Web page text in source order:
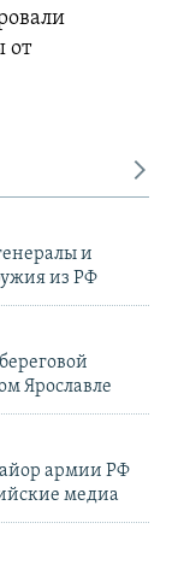
от
и
из РФ
Ярославле
армии РФ
медиа